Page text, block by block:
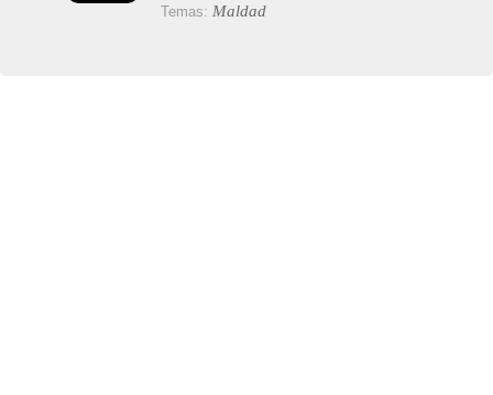
Temas: Maldad